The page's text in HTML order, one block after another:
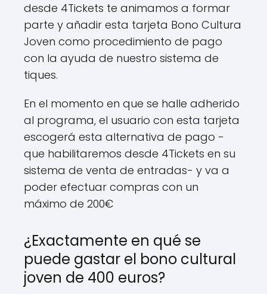
desde 4Tickets te animamos a formar
parte y añadir esta tarjeta Bono Cultura
Joven como procedimiento de pago
con la ayuda de nuestro sistema de
tiques.
En el momento en que se halle adherido
al programa, el usuario con esta tarjeta
escogerá esta alternativa de pago -
que habilitaremos desde 4Tickets en su
sistema de venta de entradas- y va a
poder efectuar compras con un
máximo de 200€
¿Exactamente en qué se
puede gastar el bono cultural
joven de 400 euros?